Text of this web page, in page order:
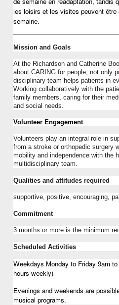
les loisirs et les visites peuvent
semaine.
Mission and Goals
At the Richardson and Catherine
about CARING for people, not only
disciplinary team helps patients in
Working collaboratively with the
family members, caring for their
and social needs.
Volunteer Engagement
Volunteers play an integral role in
from a stroke or orthopedic surgery
mobility and independence with the
multidisciplinary team.
Qualities and attitudes required
supportive, positive, encouraging,
Commitment
3 months or more is the minimum
Scheduled Activities
Weekdays Monday to Friday 9am
hours weekly)
Evenings and weekends are
musical programs.